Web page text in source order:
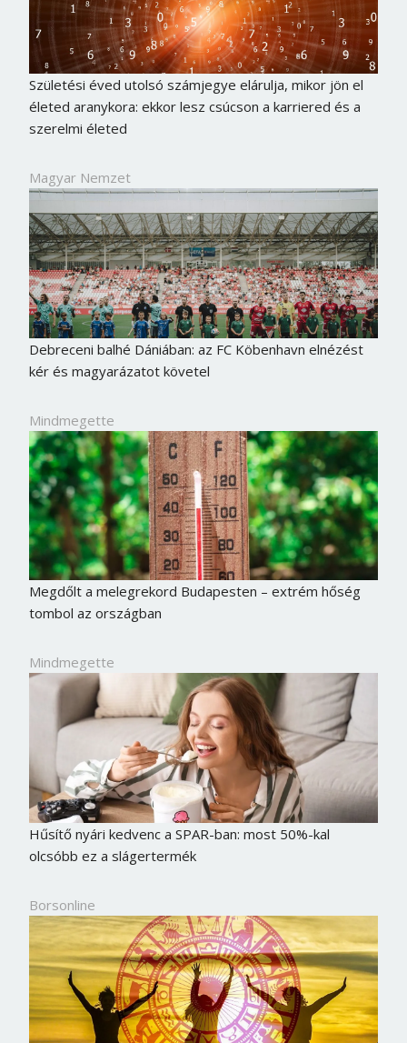
Születési éved utolsó számjegye elárulja, mikor jön el
életed aranykora: ekkor lesz csúcson a karriered és a
szerelmi életed
Magyar Nemzet
Debreceni balhé Dániában: az FC Köbenhavn elnézést
kér és magyarázatot követel
Mindmegette
Megdőlt a melegrekord Budapesten – extrém hőség
tombol az országban
Mindmegette
Hűsítő nyári kedvenc a SPAR-ban: most 50%-kal
olcsóbb ez a slágertermék
Borsonline